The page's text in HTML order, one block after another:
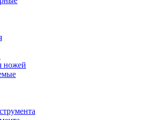
ножей